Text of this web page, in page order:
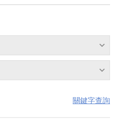
關鍵字查詢